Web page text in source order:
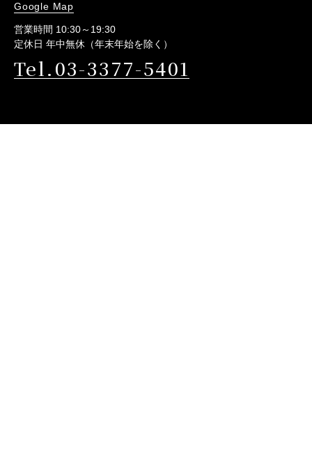
Google Map
営業時間 10:30～19:30
定休日 年中無休（年末年始を除く）
Tel.03-3377-5401